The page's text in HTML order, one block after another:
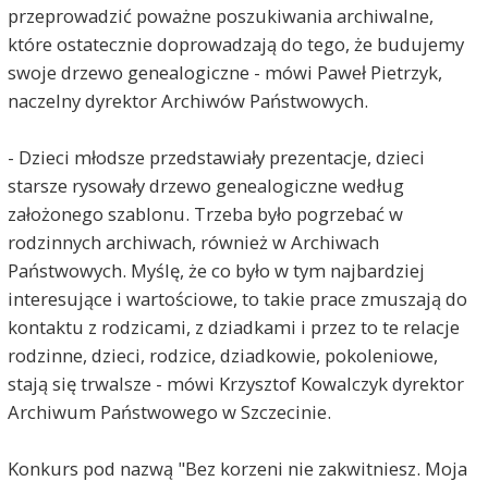
przeprowadzić poważne poszukiwania archiwalne,
które ostatecznie doprowadzają do tego, że budujemy
swoje drzewo genealogiczne - mówi Paweł Pietrzyk,
naczelny dyrektor Archiwów Państwowych.
- Dzieci młodsze przedstawiały prezentacje, dzieci
starsze rysowały drzewo genealogiczne według
założonego szablonu. Trzeba było pogrzebać w
rodzinnych archiwach, również w Archiwach
Państwowych. Myślę, że co było w tym najbardziej
interesujące i wartościowe, to takie prace zmuszają do
kontaktu z rodzicami, z dziadkami i przez to te relacje
rodzinne, dzieci, rodzice, dziadkowie, pokoleniowe,
stają się trwalsze - mówi Krzysztof Kowalczyk dyrektor
Archiwum Państwowego w Szczecinie.
Konkurs pod nazwą "Bez korzeni nie zakwitniesz. Moja